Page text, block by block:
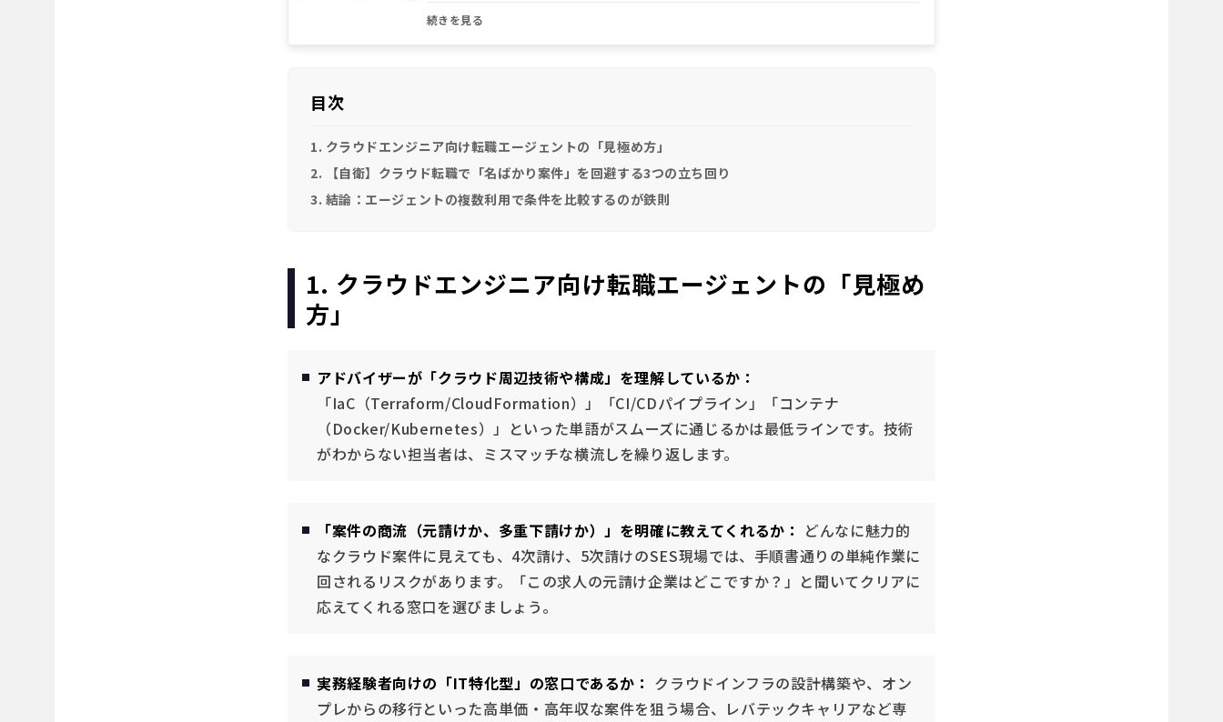
続きを見る
目次
1. クラウドエンジニア向け転職エージェントの「見極め方」
2. 【自衛】クラウド転職で「名ばかり案件」を回避する3つの立ち回り
3. 結論：エージェントの複数利用で条件を比較するのが鉄則
1. クラウドエンジニア向け転職エージェントの「見極め
方」
アドバイザーが「クラウド周辺技術や構成」を理解しているか：
「IaC（Terraform/CloudFormation）」「CI/CDパイプライン」「コンテナ
（Docker/Kubernetes）」といった単語がスムーズに通じるかは最低ラインです。技術
がわからない担当者は、ミスマッチな横流しを繰り返します。
「案件の商流（元請けか、多重下請けか）」を明確に教えてくれるか： どんなに魅力的
なクラウド案件に見えても、4次請け、5次請けのSES現場では、手順書通りの単純作業に
回されるリスクがあります。「この求人の元請け企業はどこですか？」と聞いてクリアに
応えてくれる窓口を選びましょう。
実務経験者向けの「IT特化型」の窓口であるか： クラウドインフラの設計構築や、オン
プレからの移行といった高単価・高年収な案件を狙う場合、レバテックキャリアなど専